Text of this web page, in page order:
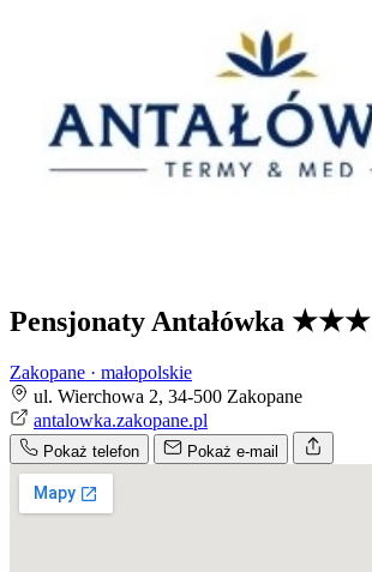
Pensjonaty Antałówka ★★★
Zakopane · małopolskie
ul. Wierchowa 2, 34-500 Zakopane
antalowka.zakopane.pl
Pokaż telefon Pokaż e-mail